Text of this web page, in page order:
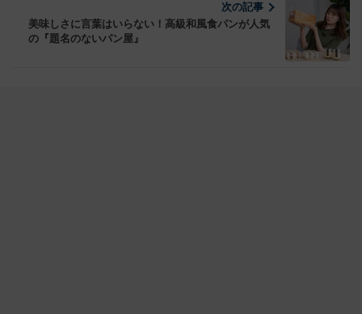
次の記事
美味しさに言葉はいらない！高級和風食パンが人気
の『題名のないパン屋』